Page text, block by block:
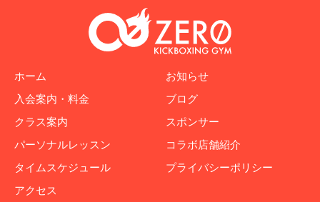
ホーム
入会案内・料金
クラス案内
パーソナルレッスン
タイムスケジュール
アクセス
お知らせ
ブログ
スポンサー
コラボ店舗紹介
プライバシーポリシー